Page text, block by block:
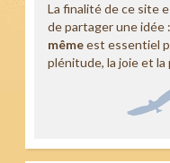
La finalité de ce site
de partager une idée :
mêmeest essentiel
plénitude, la joie et la